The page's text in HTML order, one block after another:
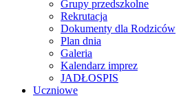
Grupy przedszkolne
Rekrutacja
Dokumenty dla Rodziców
Plan dnia
Galeria
Kalendarz imprez
JADŁOSPIS
Uczniowe